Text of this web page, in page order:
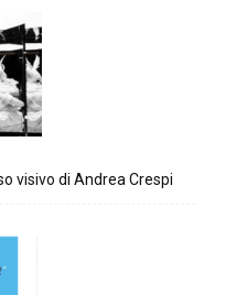
visivo di Andrea Crespi